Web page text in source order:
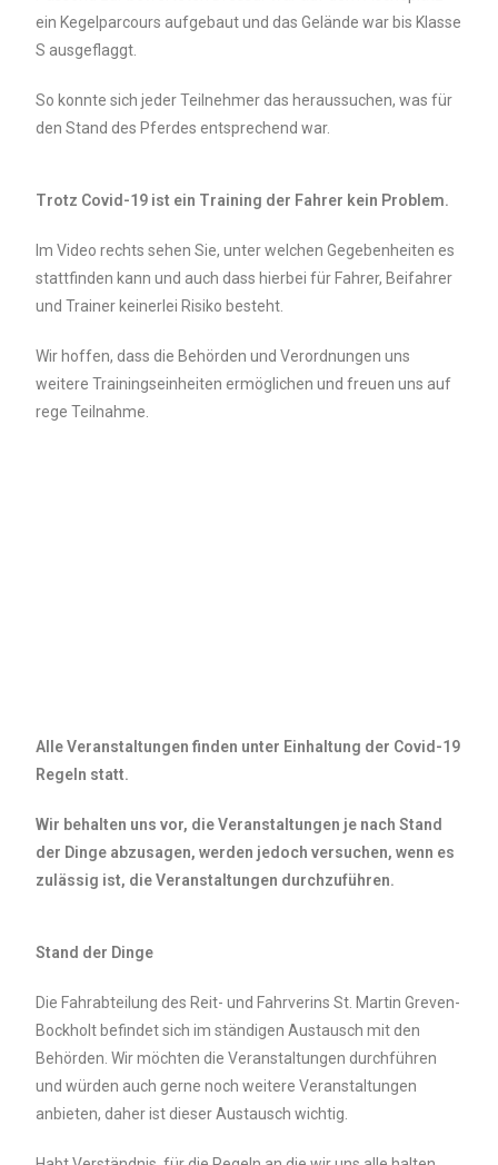
ein Kegelparcours aufgebaut und das Gelände war bis Klasse
S ausgeflaggt.
So konnte sich jeder Teilnehmer das heraussuchen, was für
den Stand des Pferdes entsprechend war.
Trotz Covid-19 ist ein Training der Fahrer kein Problem.
Im Video rechts sehen Sie, unter welchen Gegebenheiten es
stattfinden kann und auch dass hierbei für Fahrer, Beifahrer
und Trainer keinerlei Risiko besteht.
Wir hoffen, dass die Behörden und Verordnungen uns
weitere Trainingseinheiten ermöglichen und freuen uns auf
rege Teilnahme.
Alle Veranstaltungen finden unter Einhaltung der Covid-19
Regeln statt.
Wir behalten uns vor, die Veranstaltungen je nach Stand
der Dinge abzusagen, werden jedoch versuchen, wenn es
zulässig ist, die Veranstaltungen durchzuführen.
Stand der Dinge
Die Fahrabteilung des Reit- und Fahrverins St. Martin Greven-
Bockholt befindet sich im ständigen Austausch mit den
Behörden. Wir möchten die Veranstaltungen durchführen
und würden auch gerne noch weitere Veranstaltungen
anbieten, daher ist dieser Austausch wichtig.